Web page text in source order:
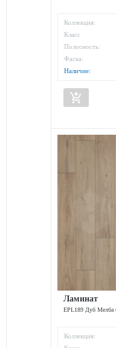
Коллекция:
Класс
износостойкости:
Полосность:
Фаска:
Наличие:
add_shopping_cart
Ламинат
EPL189 Дуб Мелба
Коллекция: